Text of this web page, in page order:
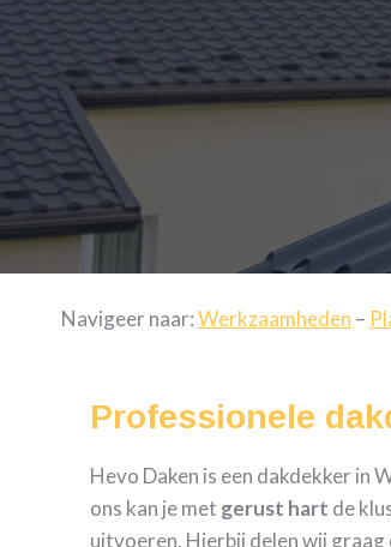
Navigeer naar:Werkzaamheden –
Professionele
Hevo Daken is een dakdekker in
ons kan je met gerust hart de
uitvoeren. Hierbij delen wij graag